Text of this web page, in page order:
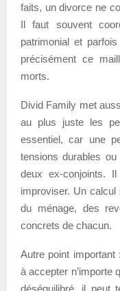
faits, un divorce ne
Il faut souvent
patrimonial et
précisément ce
morts.
Divid Family met
au plus juste les
essentiel, car une
tensions durables ou
deux ex-conjoints.
improviser. Un
du ménage, des
concrets de chacun.
Autre point important
à accepter n’importe
déséquilibré, il peut